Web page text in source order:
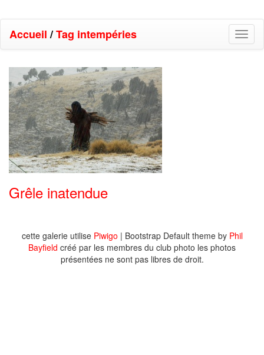
Accueil /Tag intempéries
Grêle inatendue
cette galerie utilise Piwigo | Bootstrap Default theme by Phil
Bayfield créé par les membres du club photo les photos
présentées ne sont pas libres de droit.